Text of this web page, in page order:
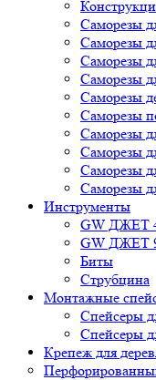
Саморезы
Саморезы
Cаморезы
Саморезы
Саморезы
Саморезы
Саморезы
Саморезы
Саморезы
Саморезы
Инструменты
GW ДЖЕТ
GW ДЖЕТ
Биты
Струбцина
Монтажные
Спейсеры
Спейсеры
Крепеж для